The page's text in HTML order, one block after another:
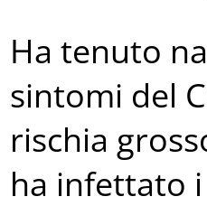
Ha tenuto
sintomi del
rischia
ha infettato